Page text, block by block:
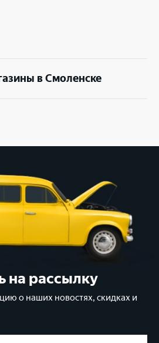
в Смоленске
на рассылку
о наших новостях, скидках и